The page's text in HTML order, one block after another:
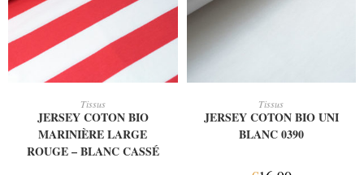
Tissus
JERSEY COTON BIO
MARINIÈRE LARGE
ROUGE – BLANC CASSÉ
Tissus
JERSEY COTON BIO UNI
BLANC 0390